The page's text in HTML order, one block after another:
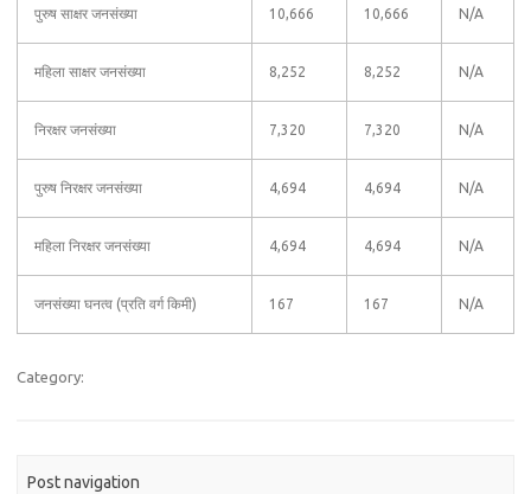
पुरुष साक्षर जनसंख्या 10,666 10,666 N/A
महिला साक्षर जनसंख्या 8,252 8,252 N/A
निरक्षर जनसंख्या 7,320 7,320 N/A
पुरुष निरक्षर जनसंख्या 4,694 4,694 N/A
महिला निरक्षर जनसंख्या 4,694 4,694 N/A
जनसंख्या घनत्व (प्रति वर्ग किमी) 167 167 N/A
Category:
Post navigation